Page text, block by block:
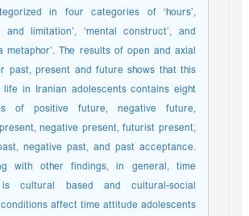
in four categories of ‘hours’,
and limitation’, ‘mental construct’, and
metaphor’. The results of open and axial
past, present and future shows that this
life in Iranian adolescents contains eight
of positive future, negative future,
negative present, futurist present,
negative past, and past acceptance.
with other findings, in general, time
is cultural based and cultural-social
conditions affect time attitude adolescents’.